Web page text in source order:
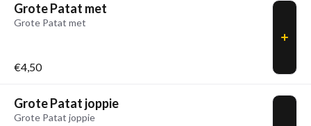
Grote Patat met
Grote Patat met
€4,50
Grote Patat joppie
Grote Patat joppie